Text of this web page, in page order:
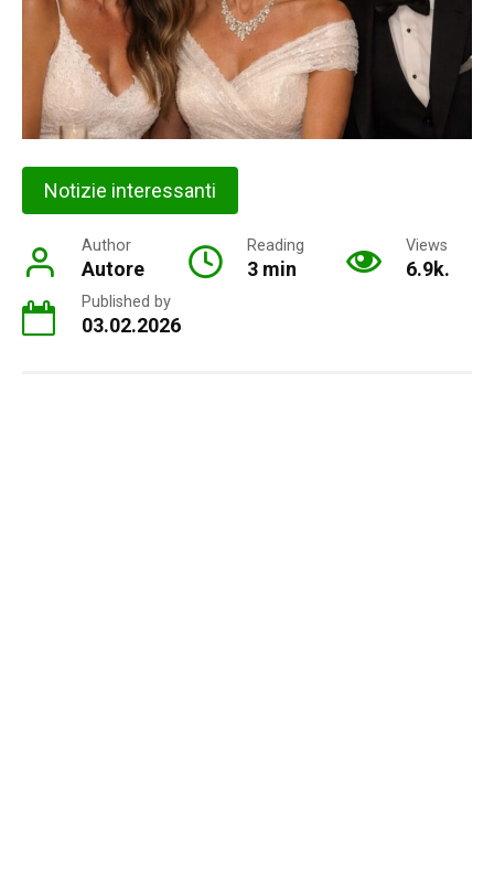
Notizie interessanti
Author
Autore
Reading
3 min
Views
6.9k.
Published by
03.02.2026